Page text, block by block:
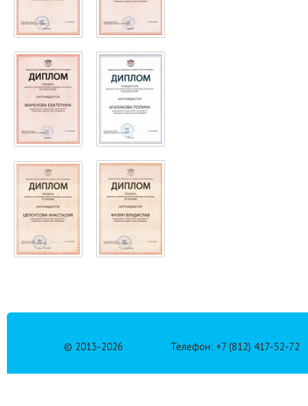
© 2013-2026 Телефон: +7 (812) 417-52-72